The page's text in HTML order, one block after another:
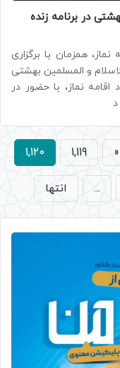
در برنامه زنده
همزمان با برگزاری
و المسلمین بهشتی
نماز، با حضور در
د
«
1,119
1,120
... انتها